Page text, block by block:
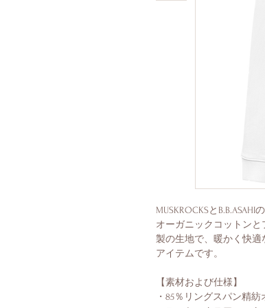
MUSKROCKSと
オーガニックコットン
製の生地で、暖かく快
アイテムです。
【素材および仕様】
・85％リングスパン精